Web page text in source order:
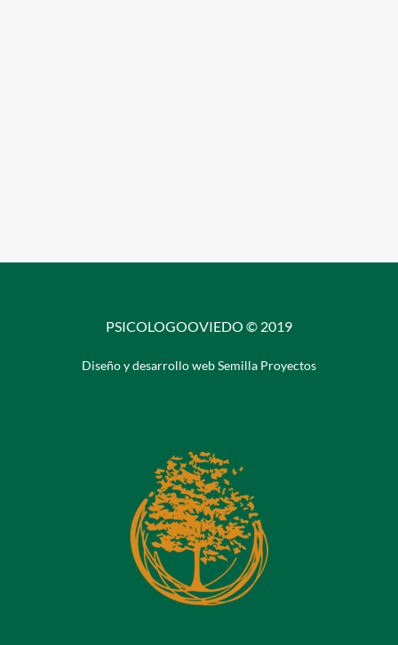
PSICOLOGOOVIEDO © 2019
Diseño y desarrollo web Semilla Proyectos